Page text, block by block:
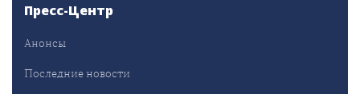
Пресс-Центр
Анонсы
Последние новости